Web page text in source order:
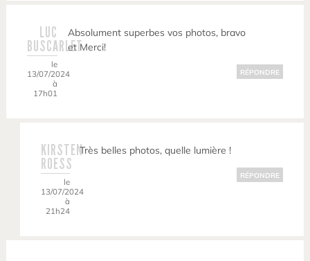
LUC
BUSCARLET
le
13/07/2024
à
17h01
Absolument superbes vos photos, bravo
et Merci!
RÉPONDRE
KIRSTEN
ROESS
le
13/07/2024
à
21h24
Très belles photos, quelle lumière !
RÉPONDRE